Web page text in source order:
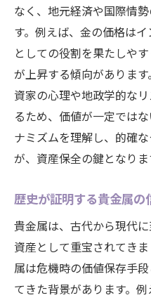
なく、地元経済や国際情
す。例えば、金の価格は
としての役割を果たしや
が上昇する傾向がありま
資家の心理や地政学的な
るため、価値が一定では
ナミズムを理解し、的確
が、資産保全の鍵となりま
歴史が証明する貴金属の
貴金属は、古代から現代
資産として重宝されてき
属は危機時の価値保存手
てきた背景があります。